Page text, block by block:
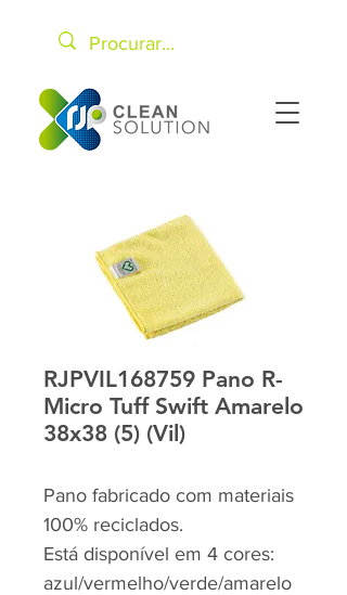
RJPVIL168759 Pano R-
Micro Tuff Swift Amarelo
38x38 (5) (Vil)
Pano fabricado com materiais
100% reciclados.
Está disponível em 4 cores:
azul/vermelho/verde/amarelo